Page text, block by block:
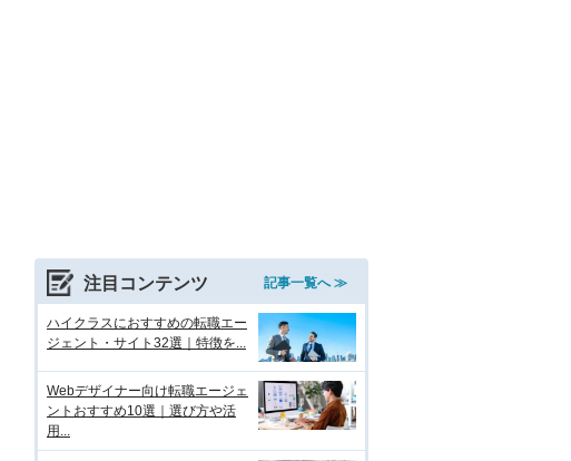
注目コンテンツ 記事一覧へ ≫
ハイクラスにおすすめの転職エー
ジェント・サイト32選｜特徴を...
Webデザイナー向け転職エージェ
ントおすすめ10選｜選び方や活
用...